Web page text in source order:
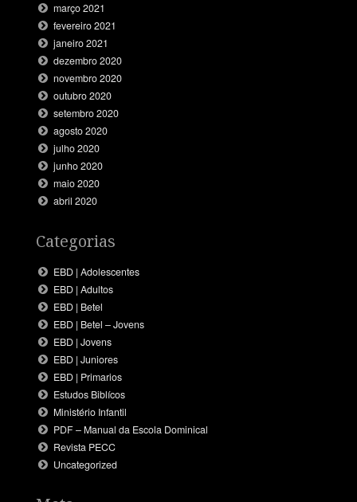
março 2021
fevereiro 2021
janeiro 2021
dezembro 2020
novembro 2020
outubro 2020
setembro 2020
agosto 2020
julho 2020
junho 2020
maio 2020
abril 2020
Categorias
EBD | Adolescentes
EBD | Adultos
EBD | Betel
EBD | Betel – Jovens
EBD | Jovens
EBD | Juniores
EBD | Primarios
Estudos Biblícos
Ministério Infantil
PDF – Manual da Escola Dominical
Revista PECC
Uncategorized